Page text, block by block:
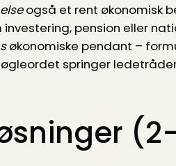
også et rent økonomisk
pension eller
økonomiske pendant –
springer